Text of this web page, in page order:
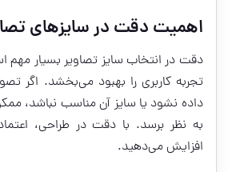
اهمیت دقت در سایزهای
دقت در انتخاب سایز تصاویر بسیار
تجربه کاربری را بهبود می‌بخشد. اگر
داده نشود یا سایز آن مناسب نباشد،
به نظر برسد. با دقت در طراحی،
افزایش می‌دهید.